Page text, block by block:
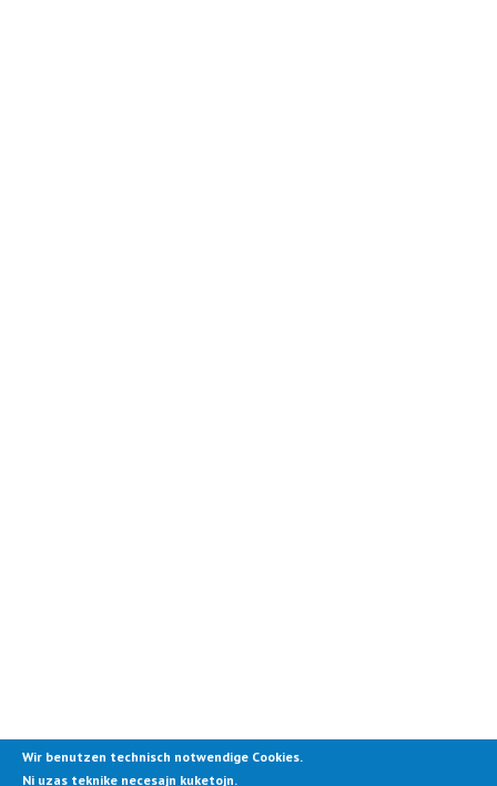
Wir benutzen technisch notwendige Cookies.
Ni uzas teknike necesajn kuketojn.